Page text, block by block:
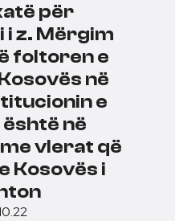
për
i z. Mërgim
foltoren e
në
e
në
vlerat që
Kosovës i